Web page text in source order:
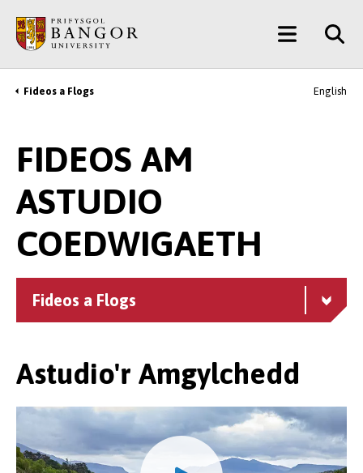
Prif
Gynnwys
Main
Menu
Breadcrumb
Fideos a Flogs English
FIDEOS AM
ASTUDIO
COEDWIGAETH
Fideos a Flogs
Astudio'r Amgylchedd